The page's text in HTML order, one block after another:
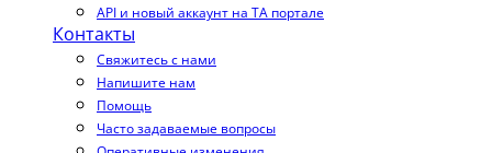
API и новый аккаунт на TA портале
Контакты
Свяжитесь с нами
Напишите нам
Помощь
Часто задаваемые вопросы